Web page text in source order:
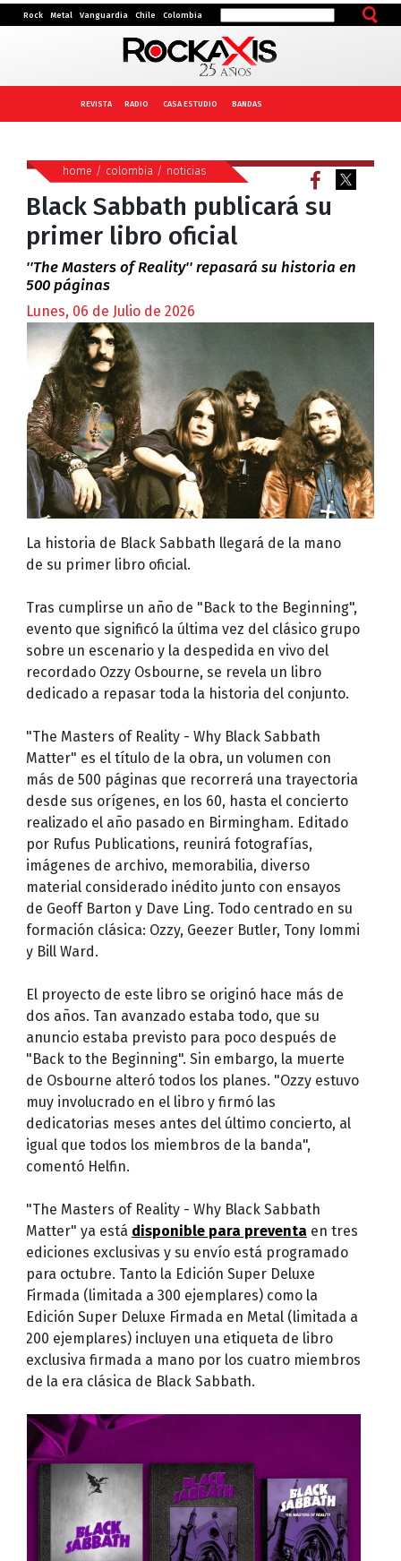
Rock Metal Vanguardia Chile Colombia
REVISTA RADIO CASA ESTUDIO BANDAS
home / colombia / noticias
Black Sabbath publicará su
primer libro oficial
''The Masters of Reality'' repasará su historia en
500 páginas
Lunes, 06 de Julio de 2026
La historia de Black Sabbath llegará de la mano
de su primer libro oficial.
Tras cumplirse un año de "Back to the Beginning",
evento que significó la última vez del clásico grupo
sobre un escenario y la despedida en vivo del
recordado Ozzy Osbourne, se revela un libro
dedicado a repasar toda la historia del conjunto.
"The Masters of Reality - Why Black Sabbath
Matter" es el título de la obra, un volumen con
más de 500 páginas que recorrerá una trayectoria
desde sus orígenes, en los 60, hasta el concierto
realizado el año pasado en Birmingham. Editado
por Rufus Publications, reunirá fotografías,
imágenes de archivo, memorabilia, diverso
material considerado inédito junto con ensayos
de Geoff Barton y Dave Ling. Todo centrado en su
formación clásica: Ozzy, Geezer Butler, Tony Iommi
y Bill Ward.
El proyecto de este libro se originó hace más de
dos años. Tan avanzado estaba todo, que su
anuncio estaba previsto para poco después de
"Back to the Beginning". Sin embargo, la muerte
de Osbourne alteró todos los planes. "Ozzy estuvo
muy involucrado en el libro y firmó las
dedicatorias meses antes del último concierto, al
igual que todos los miembros de la banda",
comentó Helfin.
"The Masters of Reality - Why Black Sabbath
Matter" ya está disponible para preventa en tres
ediciones exclusivas y su envío está programado
para octubre. Tanto la Edición Super Deluxe
Firmada (limitada a 300 ejemplares) como la
Edición Super Deluxe Firmada en Metal (limitada a
200 ejemplares) incluyen una etiqueta de libro
exclusiva firmada a mano por los cuatro miembros
de la era clásica de Black Sabbath.